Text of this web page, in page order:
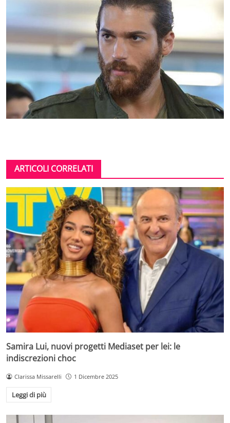
ARTICOLI CORRELATI
Samira Lui, nuovi progetti Mediaset per lei: le
indiscrezioni choc
Clarissa Missarelli 1 Dicembre 2025
Leggi di più